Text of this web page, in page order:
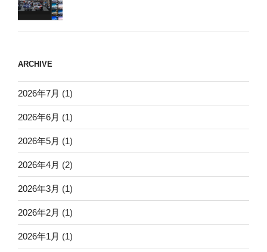
ARCHIVE
2026年7月 (1)
2026年6月 (1)
2026年5月 (1)
2026年4月 (2)
2026年3月 (1)
2026年2月 (1)
2026年1月 (1)